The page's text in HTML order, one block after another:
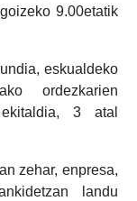
9.00etatik
eskualdeko
ordezkarien
3 atal
zehar, enpresa,
landu